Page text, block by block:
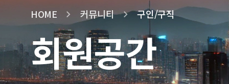
HOME 커뮤니티 구인/구직
회원공간